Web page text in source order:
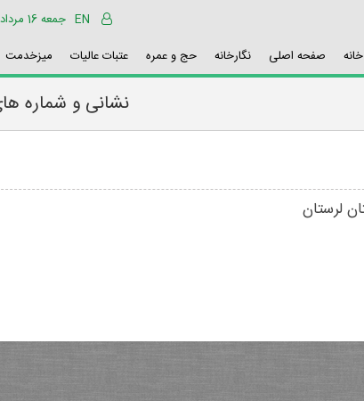
جمعه 16 مرداد 1405 EN
خانه
صفحه اصلی نگارخانه حج و عمره عتبات عالیات میزخدمت
نشانی و شماره